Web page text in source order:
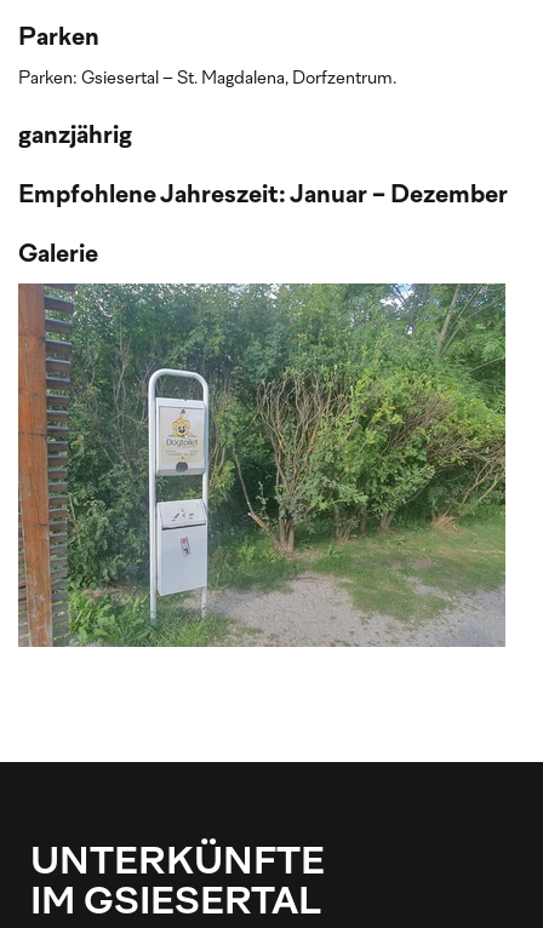
Parken
Parken: Gsiesertal – St. Magdalena, Dorfzentrum.
ganzjährig
Empfohlene Jahreszeit: Januar - Dezember
Galerie
UNTERKÜNFTE
IM GSIESERTAL